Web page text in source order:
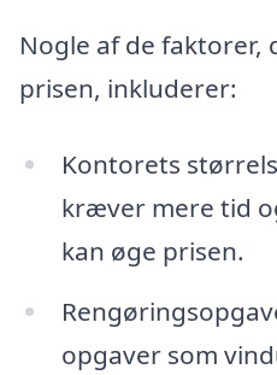
Nogle af de faktorer,
prisen, inkluderer:
Kontorets
kræver mere tid
kan øge prisen.
opgaver som